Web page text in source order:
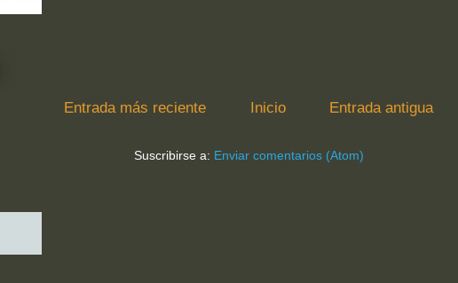
Entrada más reciente Entrada antigua
Inicio
Suscribirse a: Enviar comentarios (Atom)